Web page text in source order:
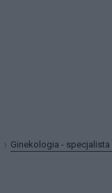
Ginekologia -